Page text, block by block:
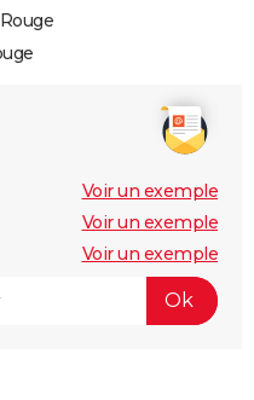
Voir un exemple
Voir un exemple
Voir un exemple